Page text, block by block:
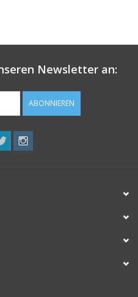
Newsletter an:
ABONNIEREN